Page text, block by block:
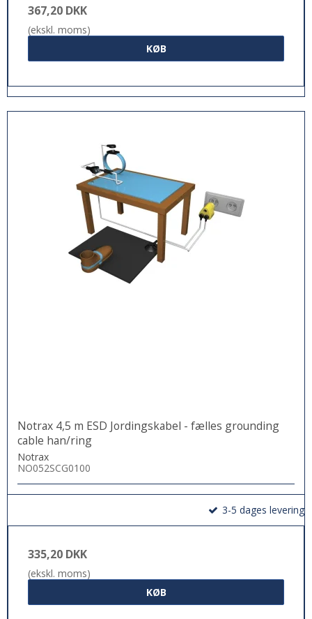
367,20 DKK
(ekskl. moms)
KØB
Notrax 4,5 m ESD Jordingskabel - fælles grounding
cable han/ring
Notrax
NO052SCG0100
3-5 dages levering
335,20 DKK
(ekskl. moms)
KØB